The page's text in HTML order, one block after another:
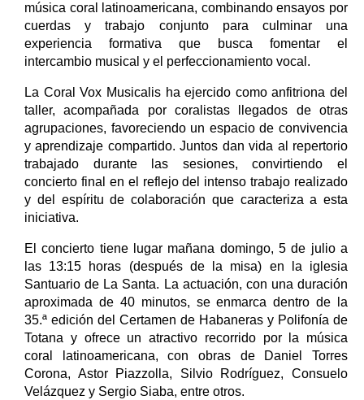
música coral latinoamericana, combinando ensayos por
cuerdas y trabajo conjunto para culminar una
experiencia formativa que busca fomentar el
intercambio musical y el perfeccionamiento vocal.
La Coral Vox Musicalis ha ejercido como anfitriona del
taller, acompañada por coralistas llegados de otras
agrupaciones, favoreciendo un espacio de convivencia
y aprendizaje compartido. Juntos dan vida al repertorio
trabajado durante las sesiones, convirtiendo el
concierto final en el reflejo del intenso trabajo realizado
y del espíritu de colaboración que caracteriza a esta
iniciativa.
El concierto tiene lugar mañana domingo, 5 de julio a
las 13:15 horas (después de la misa) en la iglesia
Santuario de La Santa. La actuación, con una duración
aproximada de 40 minutos, se enmarca dentro de la
35.ª edición del Certamen de Habaneras y Polifonía de
Totana y ofrece un atractivo recorrido por la música
coral latinoamericana, con obras de Daniel Torres
Corona, Astor Piazzolla, Silvio Rodríguez, Consuelo
Velázquez y Sergio Siaba, entre otros.